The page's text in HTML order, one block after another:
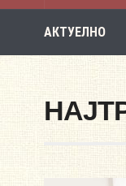
АКТУЕЛНО
Виртуелни